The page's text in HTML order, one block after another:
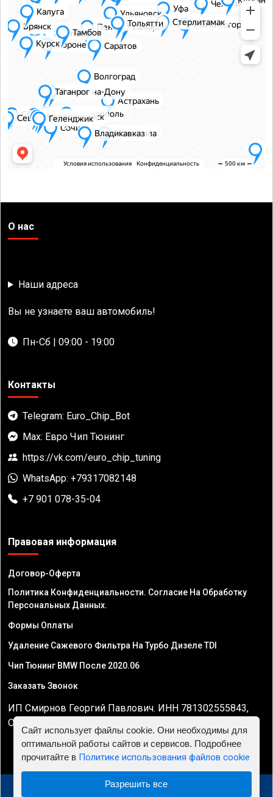
О нас
Наши адреса
Вы не узнаете ваш автомобиль!
Пн-Сб | 09:00 - 19:00
Контакты
Telegram: Euro_Chip_Bot
Max: Евро Чип Тюнинг
https://vk.com/euro_chip_tuning
WhatsApp: +79317082148
+7 901 078-35-04
Правовая информация
Договор-Оферта
Политика Конфиденциальности. Согласие На Обработку
Персональных Данных.
Формы Оплаты
Удаление Сажевого Фильтра На Турбо Дизеле TDI
Чип Тюнинг BMW После 2020.06
Заказать Звонок
ИП Смирнов Георгий Павлович. ИНН 781302555843,
ОГРНИП 324470400032610
© 2010 - 2026 Чип тюнинг двигателя автомобиля -
Сайт использует файлы cookie. Они необходимы для
оптимальной работы сайтов и сервисов. Подробнее
прочитайте в Политике использования файлов cookie
Разрешить все